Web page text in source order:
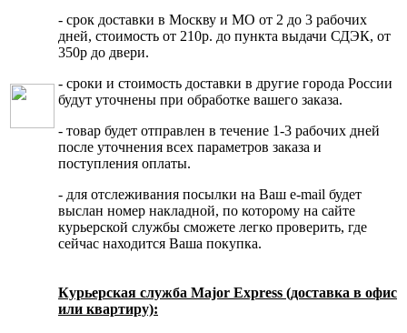
- срок доставки в Москву и МО от 2 до 3 рабочих
дней, стоимость от 210р. до пункта выдачи СДЭК, от
350р до двери.
- сроки и стоимость доставки в другие города России
будут уточнены при обработке вашего заказа.
- товар будет отправлен в течение 1-3 рабочих дней
после уточнения всех параметров заказа и
поступления оплаты.
- для отслеживания посылки на Ваш e-mail будет
выслан номер накладной, по которому на сайте
курьерской службы сможете легко проверить, где
сейчас находится Ваша покупка.
Курьерская служба Major Express (доставка в офис
или квартиру):